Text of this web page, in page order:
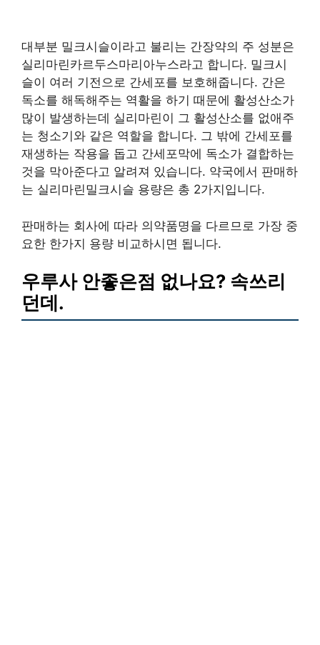
대부분 밀크시슬이라고 불리는 간장약의 주 성분은
실리마린카르두스마리아누스라고 합니다. 밀크시
슬이 여러 기전으로 간세포를 보호해줍니다. 간은
독소를 해독해주는 역활을 하기 때문에 활성산소가
많이 발생하는데 실리마린이 그 활성산소를 없애주
는 청소기와 같은 역할을 합니다. 그 밖에 간세포를
재생하는 작용을 돕고 간세포막에 독소가 결합하는
것을 막아준다고 알려져 있습니다. 약국에서 판매하
는 실리마린밀크시슬 용량은 총 2가지입니다.
판매하는 회사에 따라 의약품명을 다르므로 가장 중
요한 한가지 용량 비교하시면 됩니다.
우루사 안좋은점 없나요? 속쓰리
던데.